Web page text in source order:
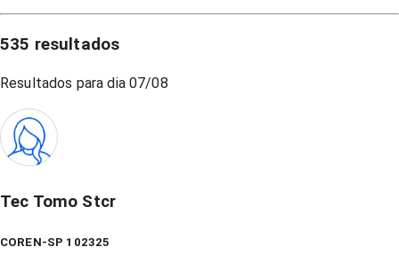
535 resultados
Resultados para dia 07/08
Tec Tomo Stcr
COREN-SP 102325